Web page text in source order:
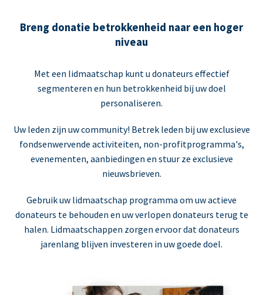
Breng donatie betrokkenheid naar een hoger
niveau
Met een lidmaatschap kunt u donateurs effectief
segmenteren en hun betrokkenheid bij uw doel
personaliseren.
Uw leden zijn uw community! Betrek leden bij uw exclusieve
fondsenwervende activiteiten, non-profitprogramma's,
evenementen, aanbiedingen en stuur ze exclusieve
nieuwsbrieven.
Gebruik uw lidmaatschap programma om uw actieve
donateurs te behouden en uw verlopen donateurs terug te
halen. Lidmaatschappen zorgen ervoor dat donateurs
jarenlang blijven investeren in uw goede doel.